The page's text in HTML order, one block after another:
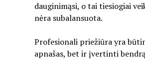
dauginimąsi, o tai tiesiogiai
nėra subalansuota.
Profesionali priežiūra yra
apnašas, bet ir įvertinti